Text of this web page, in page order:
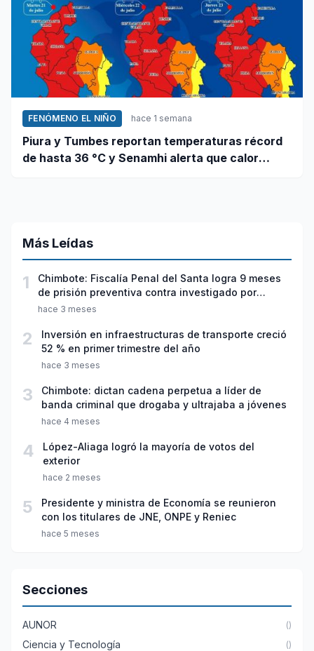
FENÓMENO EL NIÑO hace 1 semana
Piura y Tumbes reportan temperaturas récord
de hasta 36 °C y Senamhi alerta que calor
Más Leídas
1
Chimbote: Fiscalía Penal del Santa logra 9 meses
de prisión preventiva contra investigado por
violación sexual y tentativa de feminicidio
hace 3 meses
2
Inversión en infraestructuras de transporte creció
52 % en primer trimestre del año
hace 3 meses
3
Chimbote: dictan cadena perpetua a líder de
banda criminal que drogaba y ultrajaba a jóvenes
hace 4 meses
4
López-Aliaga logró la mayoría de votos del
exterior
hace 2 meses
5
Presidente y ministra de Economía se reunieron
con los titulares de JNE, ONPE y Reniec
hace 5 meses
Secciones
AUNOR ()
Ciencia y Tecnología ()